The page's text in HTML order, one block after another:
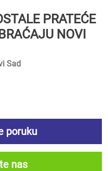
PRATEĆE
NOVI
Sad
poruku
nas